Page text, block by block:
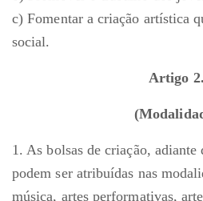
c) Fomentar a criação artística
social.
Artigo
1. As bolsas de criação, adiante
podem ser atribuídas nas
música, artes performativas,